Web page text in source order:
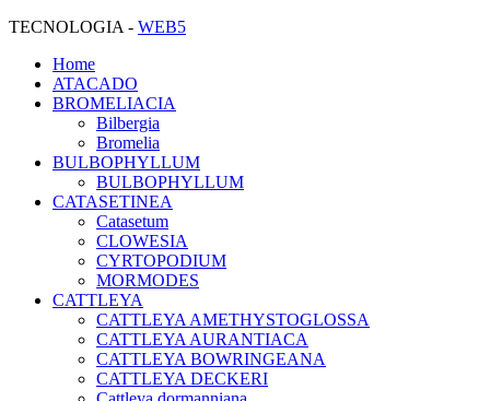
TECNOLOGIA - WEB5
Home
ATACADO
BROMELIACIA
Bilbergia
Bromelia
BULBOPHYLLUM
BULBOPHYLLUM
CATASETINEA
Catasetum
CLOWESIA
CYRTOPODIUM
MORMODES
CATTLEYA
CATTLEYA AMETHYSTOGLOSSA
CATTLEYA AURANTIACA
CATTLEYA BOWRINGEANA
CATTLEYA DECKERI